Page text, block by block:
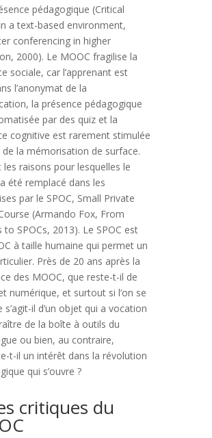
pédagogique (Critical
a text-based environment,
conferencing in higher
2000). Le MOOC fragilise la
sociale, car l’apprenant est
l’anonymat de la
la présence pédagogique
par des quiz et la
cognitive est rarement stimulée
de la mémorisation de surface.
les raisons pour lesquelles le
été remplacé dans les
par le SPOC, Small Private
(Armando Fox, From
to SPOCs, 2013). Le SPOC est
à taille humaine qui permet un
Près de 20 ans après la
des MOOC, que reste-t-il de
numérique, et surtout si l’on se
il d’un objet qui a vocation
de la boîte à outils du
ou bien, au contraire,
t-il un intérêt dans la révolution
qui s’ouvre ?
critiques du